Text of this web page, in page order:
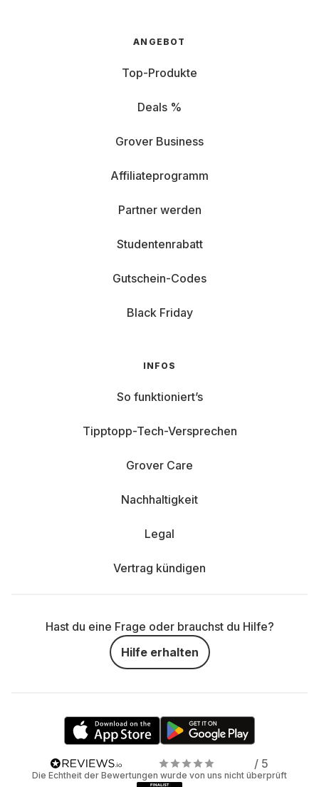
ANGEBOT
Top-Produkte
Deals %
Grover Business
Affiliateprogramm
Partner werden
Studentenrabatt
Gutschein-Codes
Black Friday
INFOS
So funktioniert’s
Tipptopp-Tech-Versprechen
Grover Care
Nachhaltigkeit
Legal
Vertrag kündigen
Hast du eine Frage oder brauchst du Hilfe?
Hilfe erhalten
/ 5
Die Echtheit der Bewertungen wurde von uns nicht überprüft